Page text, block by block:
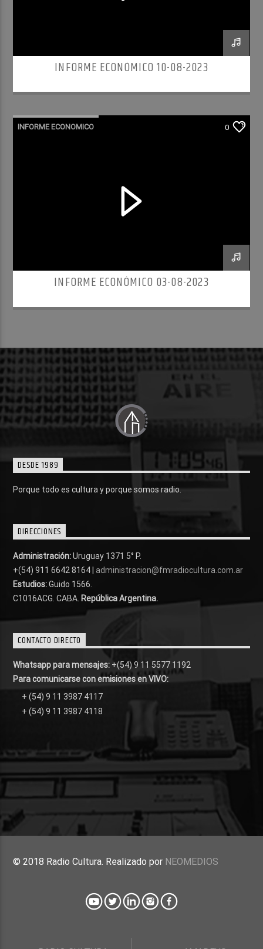
INFORME ECONÓMICO 10-08-2023
INFORME ECONOMICO 0
INFORME ECONÓMICO 03-08-2023
DESDE 1989
Porque todo es cultura y porque somos radio.
DIRECCIONES
Administración:Uruguay 1371 5° P.
+(54) 911 6642 8164 | administracion@fmradiocultura.com.ar
Estudios:Guido 1566.
C1016ACG . CABA. República Argentina.
CONTACTO DIRECTO
Whatsapp para mensajes: +(54) 9 11 5577 1192
Para comunicarse con emisiones en VIVO:
+ (54) 9 11 3987 4117
+ (54) 9 11 3987 4118
© 2018 Radio Cultura. Realizado por NEOMEDIOS